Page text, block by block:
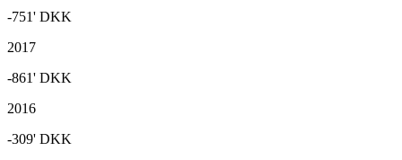
-751' DKK
2017
-861' DKK
2016
-309' DKK